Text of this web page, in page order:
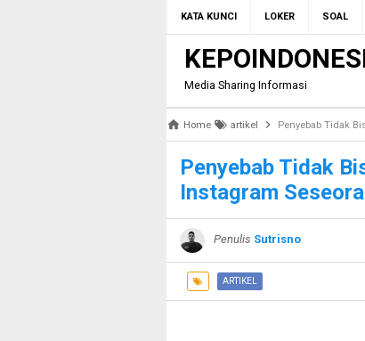
KATA KUNCI LOKER SOAL
Media Sharing Informasi
Home artikel Penyebab Tidak
Penyebab Tidak
Instagram
Penulis Sutrisno
ARTIKEL